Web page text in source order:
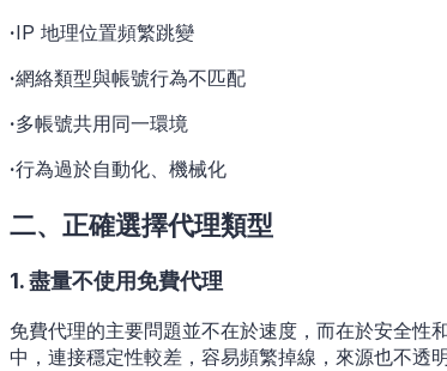
·IP 地理位置頻繁跳變
·網絡類型與帳號行為不匹配
·多帳號共用同一環境
·行為過於自動化、機械化
二、正確選擇代理類型
1. 盡量不使用免費代理
免費代理的主要問題並不在於速度，而在於安全
中，連接穩定性較差，容易頻繁掉線，來源也不透